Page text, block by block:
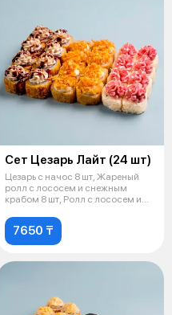
Сет Цезарь Лайт (24 шт)
Цезарь с начос 8 шт, Жареный
ролл с лососем и снежным
крабом 8 шт, Ролл с лососем и
7650 ₸